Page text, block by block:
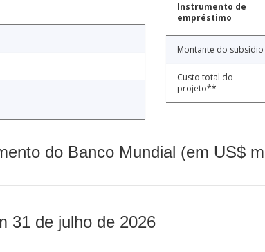
Instrumento de
empréstimo
Montante do subsídio
Custo total do
projeto**
do Banco Mundial (em US$
31 de julho de 2026